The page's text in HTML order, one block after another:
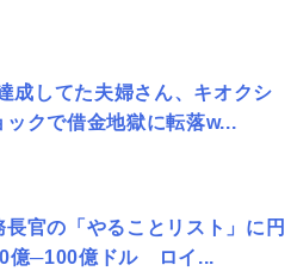
成してた夫婦さん、キオクシ
ックで借金地獄に転落w...
長官の「やることリスト」に円
億─100億ドル ロイ...